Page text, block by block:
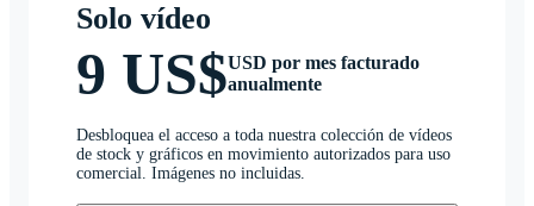
Solo vídeo
9 US$USD por mes facturado
anualmente
Desbloquea el acceso a toda nuestra colección de vídeos
de stock y gráficos en movimiento autorizados para uso
comercial. Imágenes no incluidas.